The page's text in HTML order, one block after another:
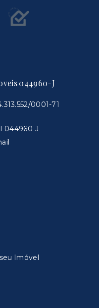
044960-J
0001-71
044960-J
Imóvel